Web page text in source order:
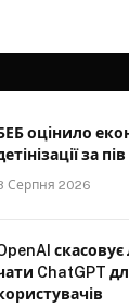
оцінило
за
Серпня 2026
скасовує
ChatGPT